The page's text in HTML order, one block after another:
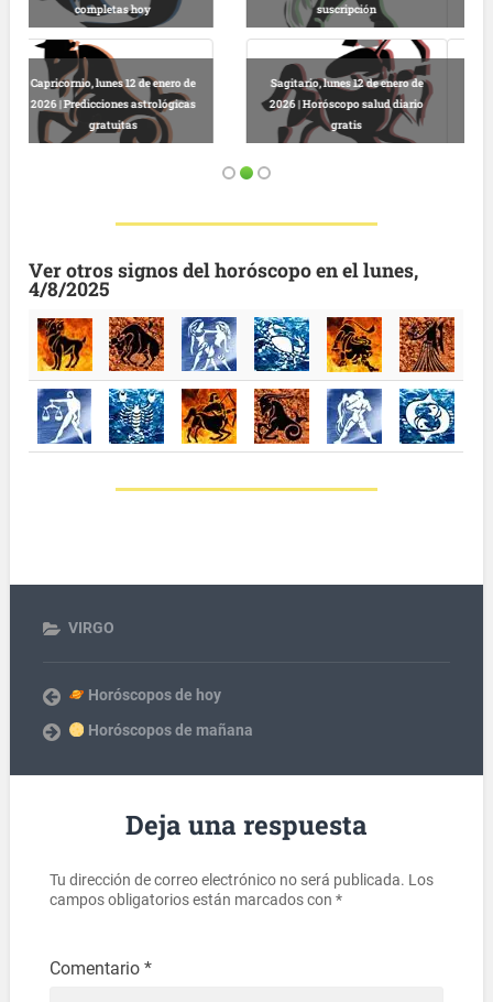
| Lectura horóscopo online
suscripción
Virgo, lunes 12 de enero de 2026 |
Predicciones astrológicas online
gratis
Leo, lunes 12 de enero de 2026 |
Horóscopo completo diario
gratuito
Ver otros signos del horóscopo en el lunes,
4/8/2025
VIRGO
Horóscopos de hoy
Horóscopos de mañana
Deja una respuesta
Tu dirección de correo electrónico no será publicada. Los
campos obligatorios están marcados con *
Comentario *